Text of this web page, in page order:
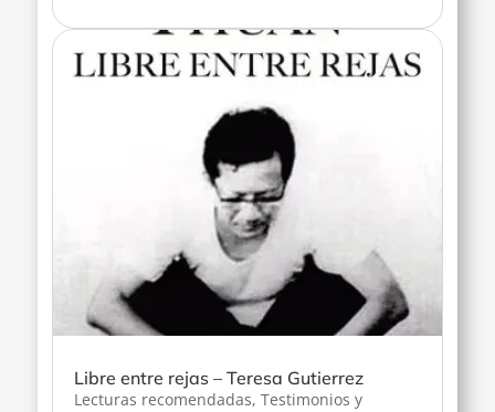
Libre entre rejas – Teresa Gutierrez
Lecturas recomendadas,Testimonios y